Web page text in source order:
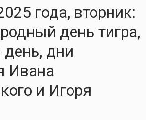
года, вторник:
день тигра,
дни
Ивана
и Игоря